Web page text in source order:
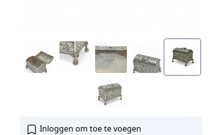
Inloggen om toe te voegen